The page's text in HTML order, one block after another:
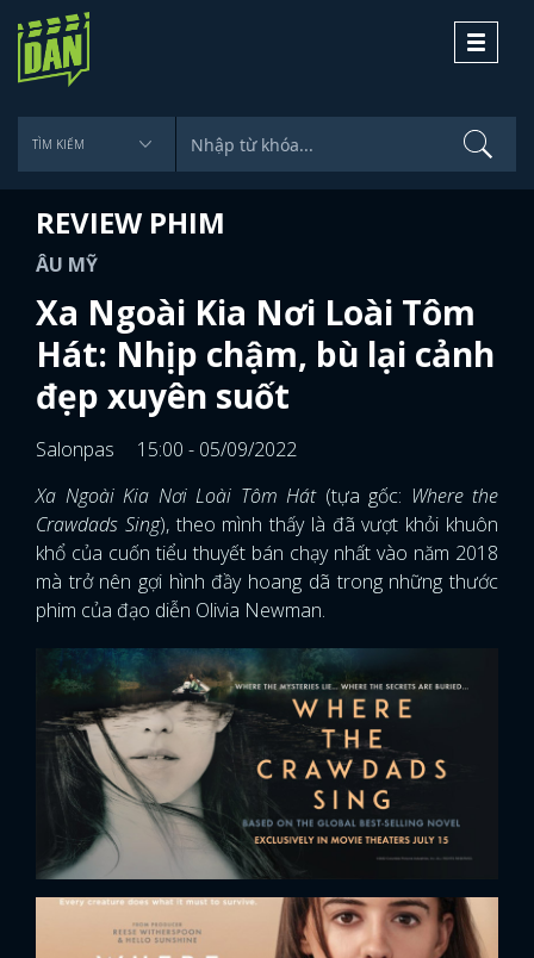
Toggle
REVIEW PHIM
ÂU MỸ
Xa Ngoài Kia Nơi Loài Tôm
Hát: Nhịp chậm, bù lại cảnh
đẹp xuyên suốt
Salonpas
15:00 - 05/09/2022
Xa Ngoài Kia Nơi Loài Tôm Hát(tựa gốc: Where the
Crawdads Sing), theo mình thấy là đã vượt khỏi khuôn
khổ của cuốn tiểu thuyết bán chạy nhất vào năm 2018
mà trở nên gợi hình đầy hoang dã trong những thước
phim của đạo diễn Olivia Newman.